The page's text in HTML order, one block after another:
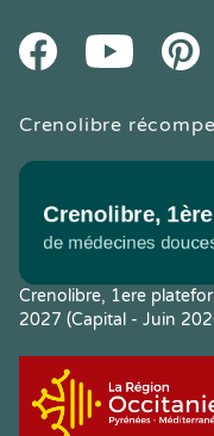
FacebookYoutube
Crenolibre
Crenolibre, 1ere
2027 (Capital - Juin